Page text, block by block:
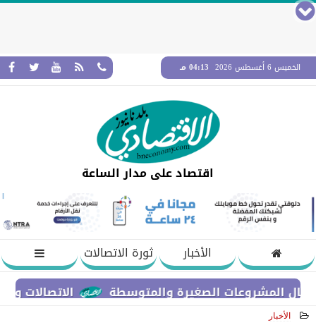
الخميس 6 أغسطس 2026 04:13 مـ
اقتصاد على مدار الساعة
الأخبار
ثورة الاتصالات
الاتصالات والتعليم
الأخبار